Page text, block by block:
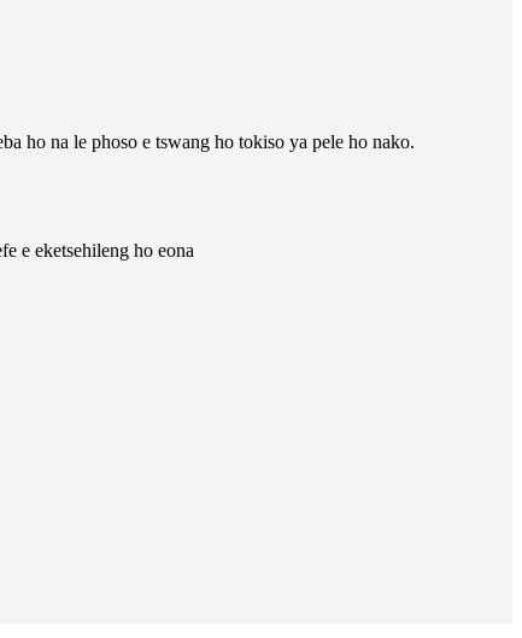
ho na le phoso e tswang ho tokiso ya pele ho nako.
e eketsehileng ho eona